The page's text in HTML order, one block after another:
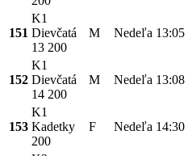
151
K1
Dievčatá
13 200
M Nedeľa 13:05
152
K1
Dievčatá
14 200
M Nedeľa 13:08
153
K1
Kadetky
200
F Nedeľa 14:30